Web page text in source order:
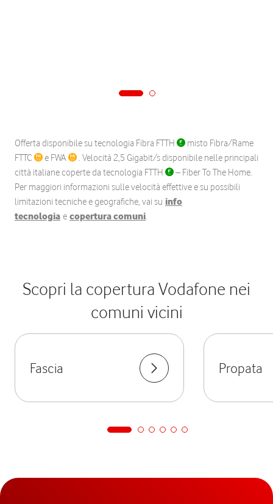
Offerta disponibile su tecnologia Fibra FTTH
misto Fibra/Rame
FTTC
e FWA
. Velocità 2,5 Gigabit/s disponibile nelle principali
città italiane coperte da tecnologia FTTH
– Fiber To The Home.
Per maggiori informazioni sulle velocità effettive e su possibili
limitazioni tecniche e geografiche, vai su info
tecnologia e copertura comuni.
Scopri la copertura Vodafone nei
comuni vicini
Fascia Propata